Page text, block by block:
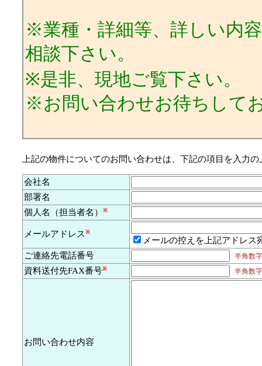
※業種・詳細等、詳しい内
相談下さい。
※是非、現地ご覧下さい。
※お問い合わせお待ちして
上記の物件についてのお問い合わせは、下記の項目を入力
会社名
部署名
個人名（担当者名）
※
メールアドレス ※
メールの控えを上記アドレス
ご連絡先電話番号
半角数
資料送付先FAX番号※ 半角数
お問い合わせ内容